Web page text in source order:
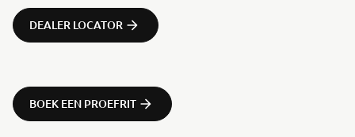
DEALER LOCATOR
BOEK EEN PROEFRIT